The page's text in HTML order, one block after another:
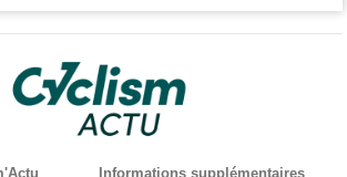
Informations supplémentaires